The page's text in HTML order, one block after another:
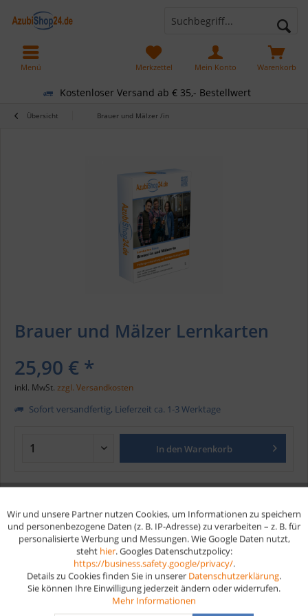
Kostenloser Versand ab € 35,- Bestellwert
Warenkorb
Merkzettel Mein Konto
Menü
Übersicht Brauer und Mälzer /in
Brauer und Mälzer Lernkarten
25,90 € *
inkl. MwSt. zzgl. Versandkosten
Sofort versandfertig, Lieferzeit ca. 1-3 Werktage
In den Warenkorb
Artikel-Nr.:
277
EAN
9783961596911
Kostenloser Versand ab € 35,- Bestellwert
Funktionale Aktiv
Aktiv
Wir und unsere Partner nutzen Cookies, um Informationen zu speichern
und personenbezogene Daten (z. B. IP-Adresse) zu verarbeiten – z. B. für
personalisierte Werbung und Messungen. Wie Google Daten nutzt,
steht hier. Googles Datenschutzpolicy:
https://business.safety.google/privacy/.
Details zu Cookies finden Sie in unserer Datenschutzerklärung.
Sie können Ihre Einwilligung jederzeit ändern oder widerrufen.
Mehr Informationen